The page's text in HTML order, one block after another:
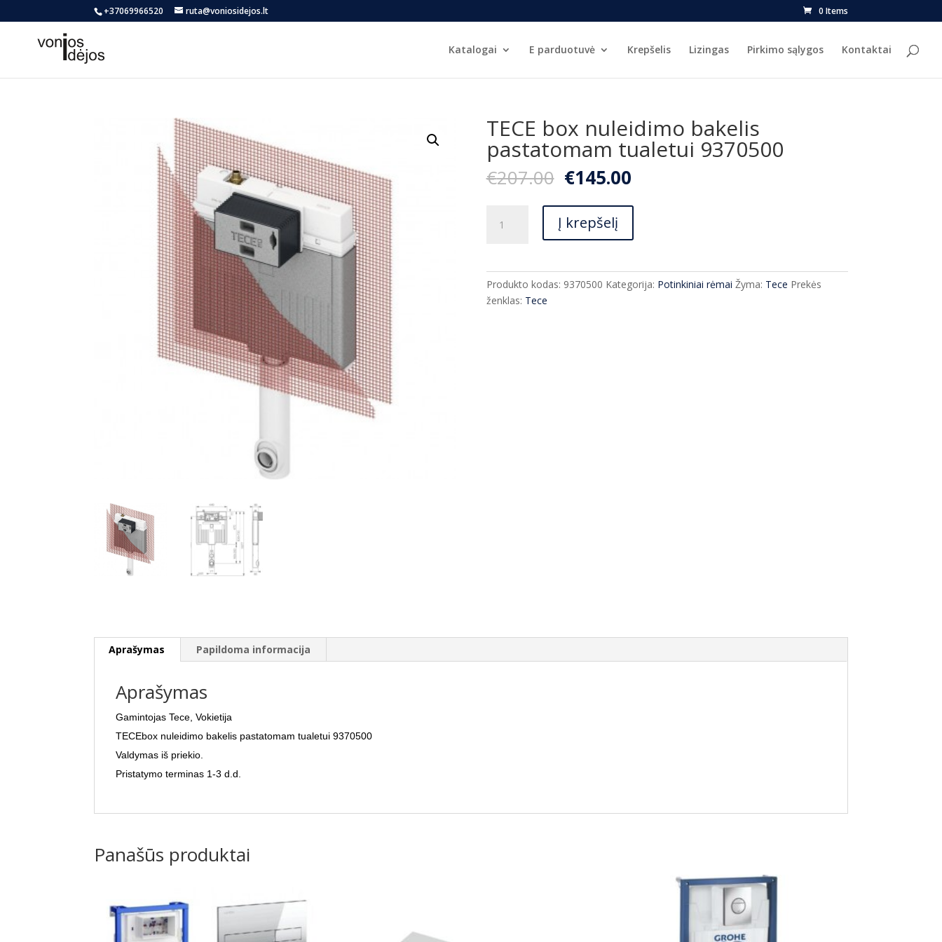
+37069966520 ruta@voniosidejos.lt 0 Items
Katalogai E parduotuvė Krepšelis Lizingas Pirkimo sąlygos Kontaktai
TECE box nuleidimo bakelis
pastatomam tualetui 9370500
€207.00 Original
price
was:
€207.00.
€145.00Current
is:
kiekis:
nuleidimo
bakelis
Į krepšelį
Produkto kodas: 9370500 Kategorija: Potinkiniai rėmai Žyma: Tece Prekės
ženklas: Tece
Aprašymas Papildoma informacija
Aprašymas
Gamintojas Tece, Vokietija
TECEbox nuleidimo bakelis pastatomam tualetui 9370500
Valdymas iš priekio.
Pristatymo terminas 1-3 d.d.
Panašūs produktai